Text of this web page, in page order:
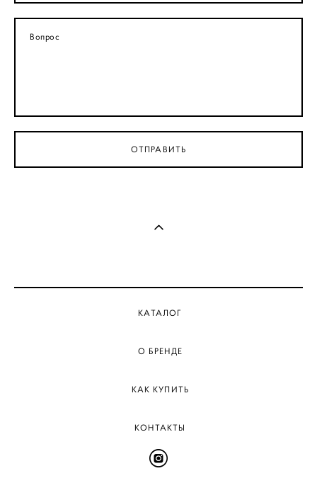
Вопрос
ОТПРАВИТЬ
КАТАЛОГ
О БРЕНДЕ
КАК КУПИТЬ
КОНТАКТЫ